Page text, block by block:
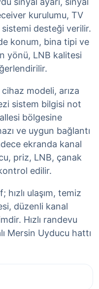
kurulumu, TV
desteği verilir.
konum, bina tipi ve
yönü, LNB kalitesi
cihaz modeli, arıza
sistem bilgisi not
bölgesine
ve uygun bağlantı
ekranda kanal
priz, LNB, çanak
edilir.
ulaşım, temiz
düzenli kanal
Hızlı randevu
Mersin Uyducu hattı